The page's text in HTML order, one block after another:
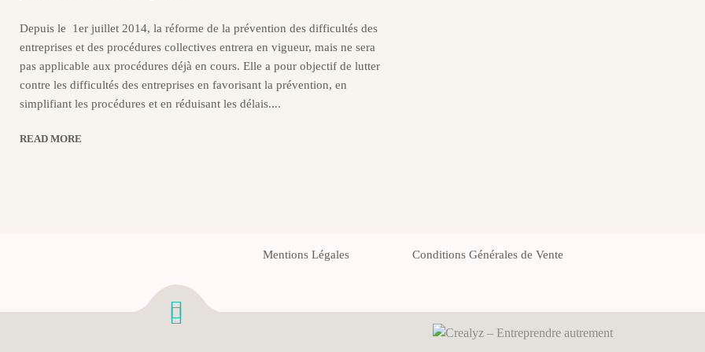
Depuis le 1er juillet 2014, la réforme de la prévention des difficultés des
entreprises et des procédures collectives entrera en vigueur, mais ne sera
pas applicable aux procédures déjà en cours. Elle a pour objectif de lutter
contre les difficultés des entreprises en favorisant la prévention, en
simplifiant les procédures et en réduisant les délais....
READ MORE
Mentions Légales Conditions Générales de Vente